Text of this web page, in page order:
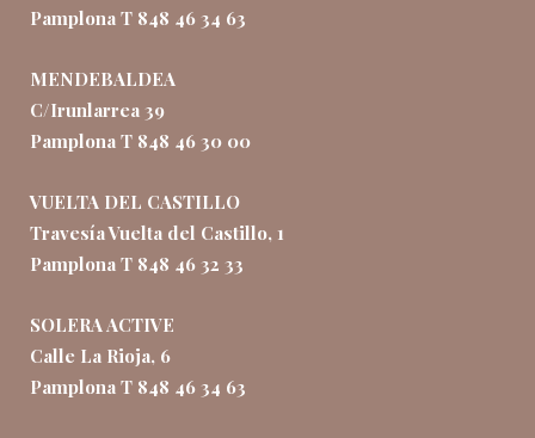
Pamplona T 848 46 34 63
MENDEBALDEA
C/Irunlarrea 39
Pamplona T 848 46 30 00
VUELTA DEL CASTILLO
Travesía Vuelta del Castillo, 1
Pamplona T 848 46 32 33
SOLERA ACTIVE
Calle La Rioja, 6
Pamplona T 848 46 34 63